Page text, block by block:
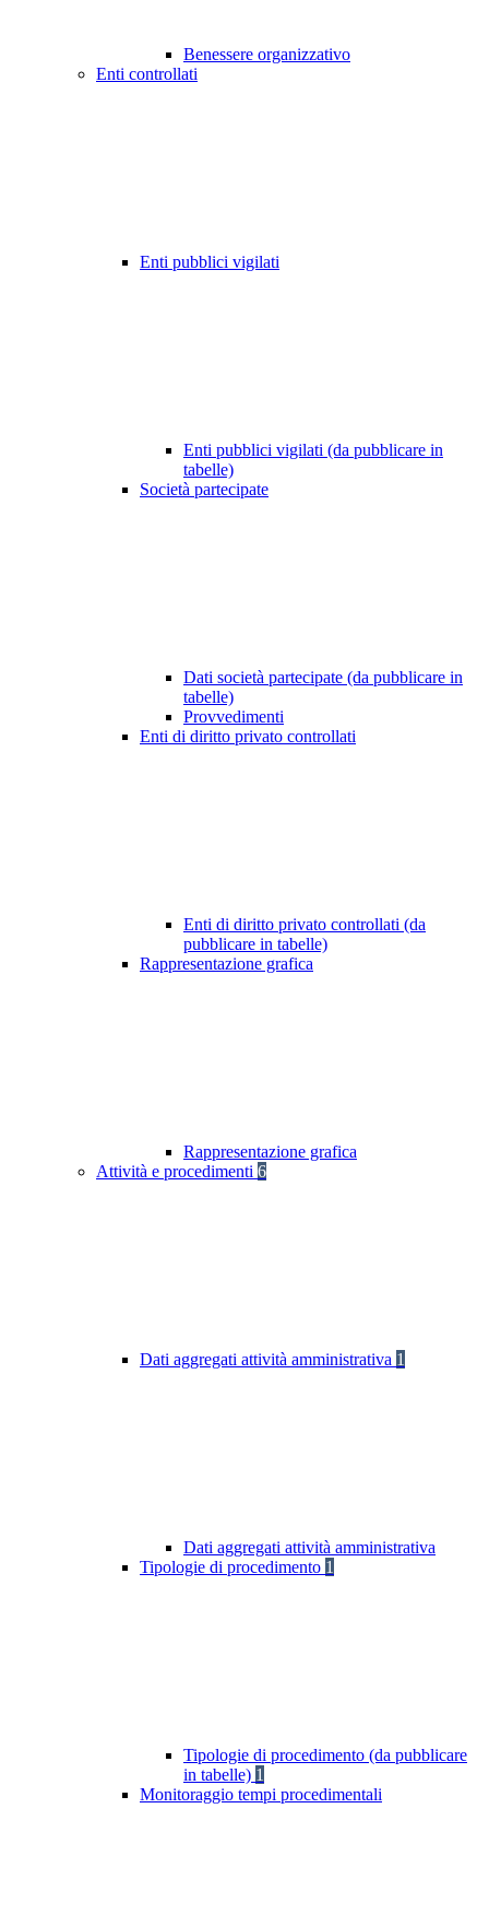
Benessere organizzativo
Enti controllati
Enti pubblici vigilati
Enti pubblici vigilati (da pubblicare in
tabelle)
Società partecipate
Dati società partecipate (da pubblicare in
tabelle)
Provvedimenti
Enti di diritto privato controllati
Enti di diritto privato controllati (da
pubblicare in tabelle)
Rappresentazione grafica
Rappresentazione grafica
Attività e procedimenti 6
Dati aggregati attività amministrativa 1
Dati aggregati attività amministrativa
Tipologie di procedimento 1
Tipologie di procedimento (da pubblicare
in tabelle) 1
Monitoraggio tempi procedimentali